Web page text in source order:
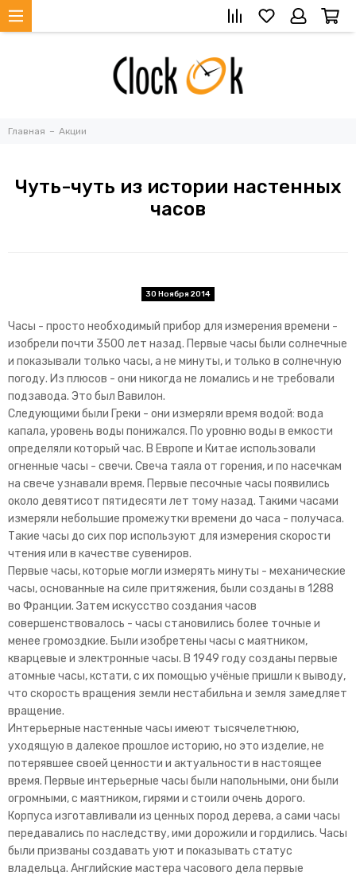
Главная Акции
Чуть-чуть из истории настенных
часов
30 Ноября 2014
Часы - просто необходимый прибор для измерения времени -
изобрели почти 3500 лет назад. Первые часы были солнечные
и показывали только часы, а не минуты, и только в солнечную
погоду. Из плюсов - они никогда не ломались и не требовали
подзавода. Это был Вавилон.
Следующими были Греки - они измеряли время водой: вода
капала, уровень воды понижался. По уровню воды в емкости
определяли который час. В Европе и Китае использовали
огненные часы - свечи. Свеча таяла от горения, и по насечкам
на свече узнавали время. Первые песочные часы появились
около девятисот пятидесяти лет тому назад. Такими часами
измеряли небольшие промежутки времени до часа - получаса.
Такие часы до сих пор используют для измерения скорости
чтения или в качестве сувениров.
Первые часы, которые могли измерять минуты - механические
часы, основанные на силе притяжения, были созданы в 1288
во Франции. Затем искусство создания часов
совершенствовалось - часы становились более точные и
менее громоздкие. Были изобретены часы с маятником,
кварцевые и электронные часы. В 1949 году созданы первые
атомные часы, кстати, с их помощью учёные пришли к выводу,
что скорость вращения земли нестабильна и земля замедляет
вращение.
Интерьерные настенные часы имеют тысячелетнюю,
уходящую в далекое прошлое историю, но это изделие, не
потерявшее своей ценности и актуальности в настоящее
время. Первые интерьерные часы были напольными, они были
огромными, с маятником, гирями и стоили очень дорого.
Корпуса изготавливали из ценных пород дерева, а сами часы
передавались по наследству, ими дорожили и гордились. Часы
были призваны создавать уют и показывать статус
владельца. Английские мастера часового дела первые